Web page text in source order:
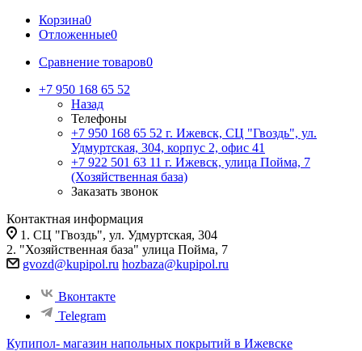
Корзина0
Отложенные0
Сравнение товаров0
+7 950 168 65 52
Назад
Телефоны
+7 950 168 65 52 г. Ижевск, СЦ "Гвоздь", ул.
Удмуртская, 304, корпус 2, офис 41
+7 922 501 63 11 г. Ижевск, улица Пойма, 7
(Хозяйственная база)
Заказать звонок
Контактная информация
1. СЦ "Гвоздь", ул. Удмуртская, 304
2. "Хозяйственная база" улица Пойма, 7
gvozd@kupipol.ru hozbaza@kupipol.ru
Вконтакте
Telegram
Купипол- магазин напольных покрытий в Ижевске